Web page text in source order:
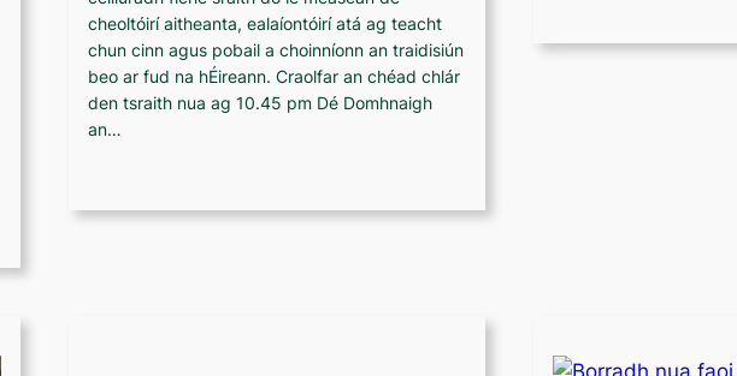
cheoltóirí aitheanta, ealaíontóirí atá ag teacht
chun cinn agus pobail a choinníonn an traidisiún
beo ar fud na hÉireann. Craolfar an chéad chlár
den tsraith nua ag 10.45 pm Dé Domhnaigh
an…